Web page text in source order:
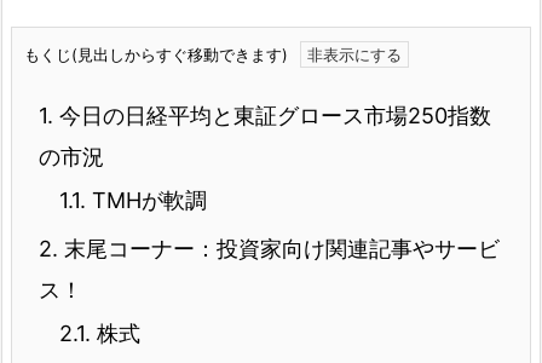
もくじ(見出しからすぐ移動できます)
1. 今日の日経平均と東証グロース市場250指数
の市況
1.1. TMHが軟調
2. 末尾コーナー：投資家向け関連記事やサービ
ス！
2.1. 株式